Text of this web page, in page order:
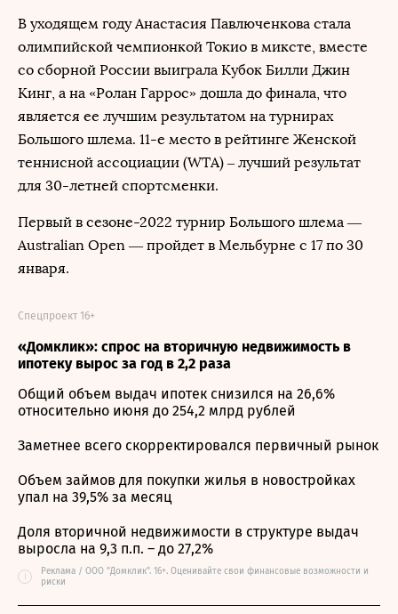
В уходящем году Анастасия Павлюченкова стала
олимпийской чемпионкой Токио в миксте, вместе
со сборной России выиграла Кубок Билли Джин
Кинг, а на «Ролан Гаррос» дошла до финала, что
является ее лучшим результатом на турнирах
Большого шлема. 11-е место в рейтинге Женской
теннисной ассоциации (WTA) – лучший результат
для 30-летней спортсменки.
Первый в сезоне-2022 турнир Большого шлема —
Australian Open — пройдет в Мельбурне с 17 по 30
января.
«Домклик»: спрос на вторичную недвижимость в
ипотеку вырос за год в 2,2 раза
Спецпроект 16+
Общий объем выдач ипотек снизился на 26,6%
относительно июня до 254,2 млрд рублей
Заметнее всего скорректировался первичный рынок
Объем займов для покупки жилья в новостройках
упал на 39,5% за месяц
Доля вторичной недвижимости в структуре выдач
выросла на 9,3 п.п. – до 27,2%
i
Реклама / ООО "Домклик". 16+. Оценивайте свои финансовые возможности и
риски